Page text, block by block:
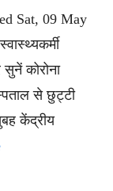
Sat, 09 May
कोरोना
से छुट्टी
केंद्रीय